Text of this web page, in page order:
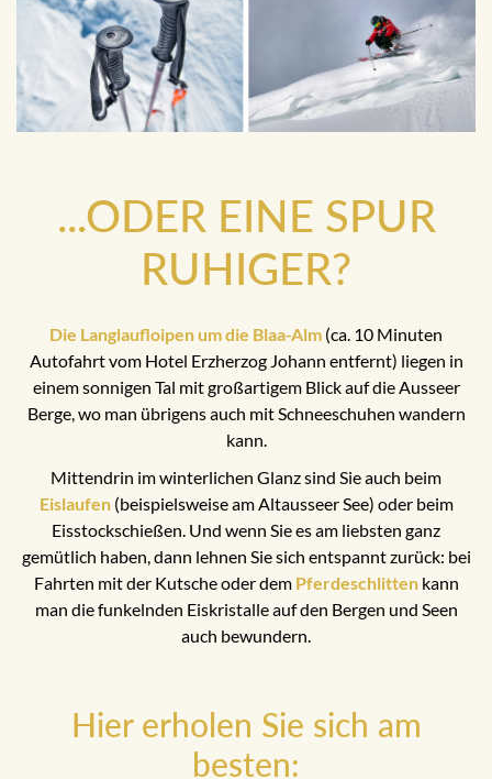
...ODER EINE SPUR
RUHIGER?
Die Langlaufloipen um die Blaa-Alm (ca. 10 Minuten
Autofahrt vom Hotel Erzherzog Johann entfernt) liegen in
einem sonnigen Tal mit großartigem Blick auf die Ausseer
Berge, wo man übrigens auch mit Schneeschuhen wandern
kann.
Mittendrin im winterlichen Glanz sind Sie auch beim
Eislaufen(beispielsweise am Altausseer See) oder beim
Eisstockschießen. Und wenn Sie es am liebsten ganz
gemütlich haben, dann lehnen Sie sich entspannt zurück: bei
Fahrten mit der Kutsche oder dem Pferdeschlittenkann
man die funkelnden Eiskristalle auf den Bergen und Seen
auch bewundern.
Hier erholen Sie sich am
besten: